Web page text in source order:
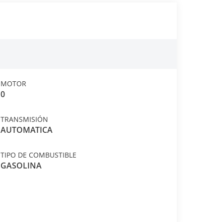
MOTOR
0
TRANSMISIÓN
AUTOMATICA
TIPO DE COMBUSTIBLE
GASOLINA